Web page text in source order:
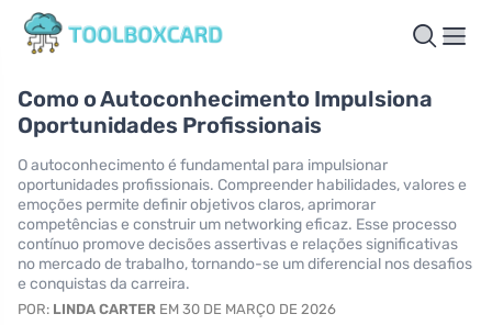
Como o Autoconhecimento Impulsiona
Oportunidades Profissionais
O autoconhecimento é fundamental para impulsionar
oportunidades profissionais. Compreender habilidades, valores e
emoções permite definir objetivos claros, aprimorar
competências e construir um networking eficaz. Esse processo
contínuo promove decisões assertivas e relações significativas
no mercado de trabalho, tornando-se um diferencial nos desafios
e conquistas da carreira.
POR: LINDA CARTER EM 30 DE MARÇO DE 2026